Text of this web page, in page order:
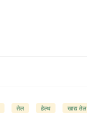
तेल हेल्थ खाद्य तेल